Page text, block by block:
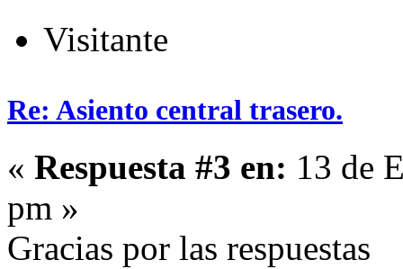
Visitante
Re: Asiento central trasero.
« Respuesta #3 en: 13 de
pm »
Gracias por las respuestas